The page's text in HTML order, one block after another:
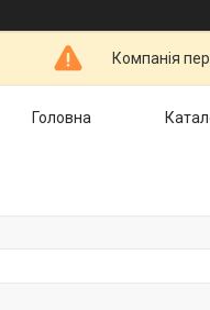
Компанія
Головна